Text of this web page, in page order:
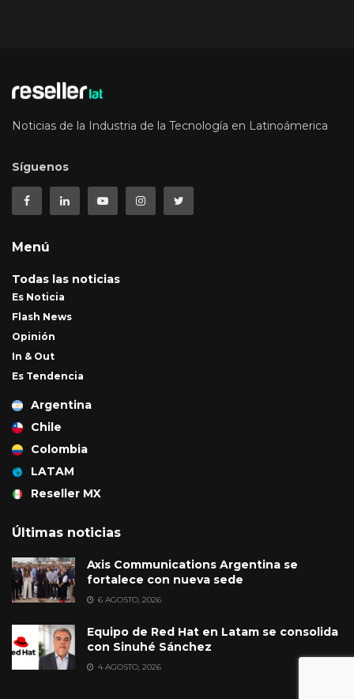
Noticias de la Industria de la Tecnología en Latinoámerica
Síguenos
Menú
Todas las noticias
Es Noticia
Flash News
Opinión
In & Out
Es Tendencia
Argentina
Chile
Colombia
LATAM
Reseller MX
Últimas noticias
Axis Communications Argentina se
fortalece con nueva sede
6 AGOSTO, 2026
Equipo de Red Hat en Latam se consolida
con Sinuhé Sánchez
4 AGOSTO, 2026